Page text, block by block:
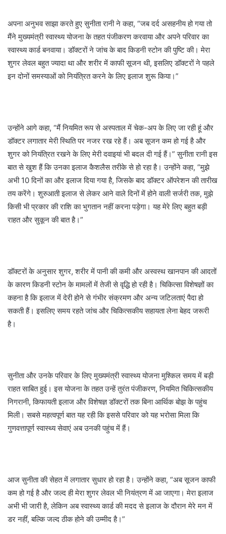
अपना अनुभव साझा करते हुए सुनीता रानी ने कहा, “जब दर्द असहनीय हो गया तो
मैंने मुख्यमंत्री स्वास्थ्य योजना के तहत पंजीकरण करवाया और अपने परिवार का
स्वास्थ्य कार्ड बनवाया। डॉक्टरों ने जांच के बाद किडनी स्टोन की पुष्टि की। मेरा
शुगर लेवल बहुत ज्यादा था और शरीर में काफी सूजन थी, इसलिए डॉक्टरों ने पहले
इन दोनों समस्याओं को नियंत्रित करने के लिए इलाज शुरू किया।”
उन्होंने आगे कहा, “मैं नियमित रूप से अस्पताल में चेक-अप के लिए जा रही हूं और
डॉक्टर लगातार मेरी स्थिति पर नजर रख रहे हैं। अब सूजन कम हो गई है और
शुगर को नियंत्रित रखने के लिए मेरी दवाइयां भी बदल दी गई हैं।” सुनीता रानी इस
बात से खुश हैं कि उनका इलाज कैशलैस तरीके से हो रहा है। उन्होंने कहा, “मुझे
अभी 10 दिनों का और इलाज दिया गया है, जिसके बाद डॉक्टर ऑपरेशन की तारीख
तय करेंगे। शुरुआती इलाज से लेकर आने वाले दिनों में होने वाली सर्जरी तक, मुझे
किसी भी प्रकार की राशि का भुगतान नहीं करना पड़ेगा। यह मेरे लिए बहुत बड़ी
राहत और सुकून की बात है।”
डॉक्टरों के अनुसार शुगर, शरीर में पानी की कमी और अस्वस्थ खानपान की आदतों
के कारण किडनी स्टोन के मामलों में तेजी से वृद्धि हो रही है। चिकित्सा विशेषज्ञों का
कहना है कि इलाज में देरी होने से गंभीर संक्रमण और अन्य जटिलताएं पैदा हो
सकती हैं। इसलिए समय रहते जांच और चिकित्सकीय सहायता लेना बेहद जरूरी
है।
सुनीता और उनके परिवार के लिए मुख्यमंत्री स्वास्थ्य योजना मुश्किल समय में बड़ी
राहत साबित हुई। इस योजना के तहत उन्हें तुरंत पंजीकरण, नियमित चिकित्सकीय
निगरानी, किफायती इलाज और विशेषज्ञ डॉक्टरों तक बिना आर्थिक बोझ के पहुंच
मिली। सबसे महत्वपूर्ण बात यह रही कि इससे परिवार को यह भरोसा मिला कि
गुणवत्तापूर्ण स्वास्थ्य सेवाएं अब उनकी पहुंच में हैं।
आज सुनीता की सेहत में लगातार सुधार हो रहा है। उन्होंने कहा, “अब सूजन काफी
कम हो गई है और जल्द ही मेरा शुगर लेवल भी नियंत्रण में आ जाएगा। मेरा इलाज
अभी भी जारी है, लेकिन अब स्वास्थ्य कार्ड की मदद से इलाज के दौरान मेरे मन में
डर नहीं, बल्कि जल्द ठीक होने की उम्मीद है।”